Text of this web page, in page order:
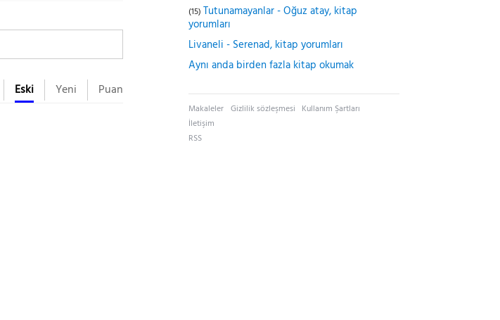
Eski Yeni Puan
(15) Tutunamayanlar - Oğuz atay, kitap
yorumları
Livaneli - Serenad, kitap yorumları
Aynı anda birden fazla kitap okumak
Makaleler Gizlilik sözleşmesi Kullanım Şartları
İletişim
RSS